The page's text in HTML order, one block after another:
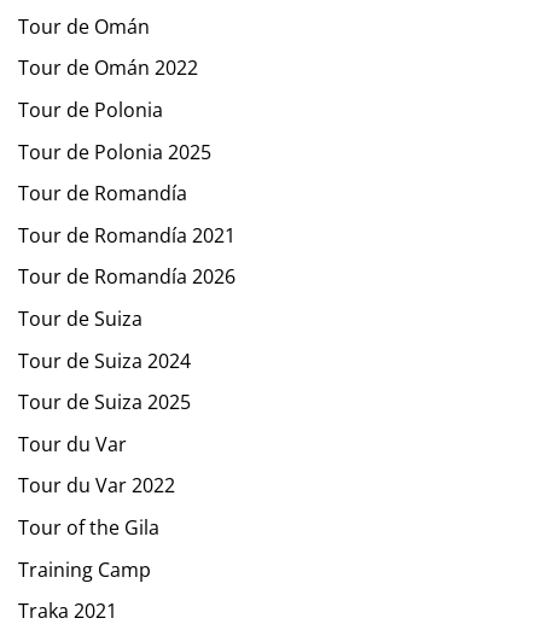
Tour de Omán
Tour de Omán 2022
Tour de Polonia
Tour de Polonia 2025
Tour de Romandía
Tour de Romandía 2021
Tour de Romandía 2026
Tour de Suiza
Tour de Suiza 2024
Tour de Suiza 2025
Tour du Var
Tour du Var 2022
Tour of the Gila
Training Camp
Traka 2021